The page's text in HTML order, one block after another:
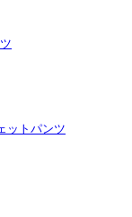
ットパンツ